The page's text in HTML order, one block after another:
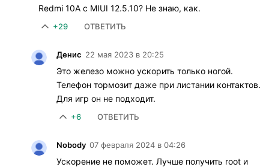
Redmi 10A с MIUI 12.5.10? Не знаю, как.
+29 ОТВЕТИТЬ
Денис 22 мая 2023 в 20:25
Это железо можно ускорить только ногой.
Телефон тормозит даже при листании контактов.
Для игр он не подходит.
+6 ОТВЕТИТЬ
Nobody 07 февраля 2024 в 04:26
Ускорение не поможет. Лучше получить root и